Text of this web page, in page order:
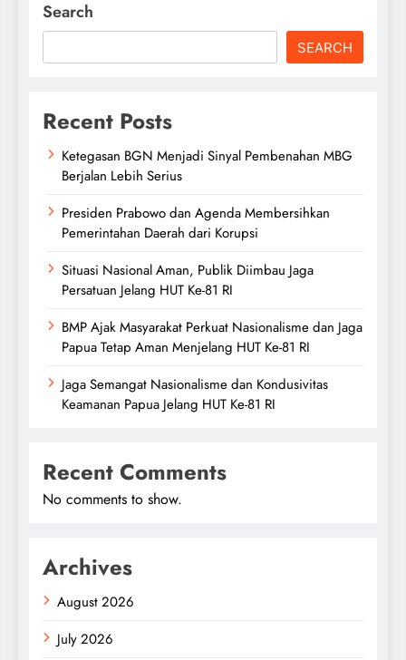
Search
SEARCH
Recent Posts
Ketegasan BGN Menjadi Sinyal Pembenahan MBG
Berjalan Lebih Serius
Presiden Prabowo dan Agenda Membersihkan
Pemerintahan Daerah dari Korupsi
Situasi Nasional Aman, Publik Diimbau Jaga
Persatuan Jelang HUT Ke-81 RI
BMP Ajak Masyarakat Perkuat Nasionalisme dan Jaga
Papua Tetap Aman Menjelang HUT Ke-81 RI
Jaga Semangat Nasionalisme dan Kondusivitas
Keamanan Papua Jelang HUT Ke-81 RI
Recent Comments
No comments to show.
Archives
August 2026
July 2026